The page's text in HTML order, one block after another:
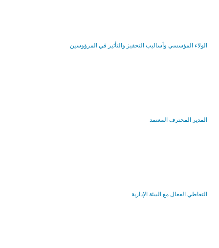
الولاء المؤسسي وأساليب التحفيز والتأثير في المرؤوسين
المدير المحترف المعتمد
التعاطي الفعال مع البيئة الإدارية